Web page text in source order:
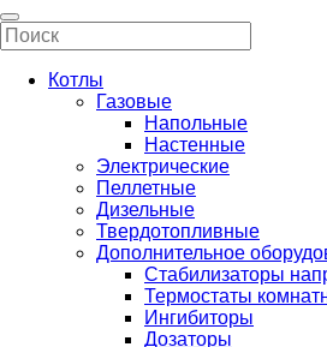
Котлы
Газовые
Напольные
Настенные
Электрические
Пеллетные
Дизельные
Твердотопливные
Дополнительное
Стабилизаторы
Термостаты
Ингибиторы
Дозаторы